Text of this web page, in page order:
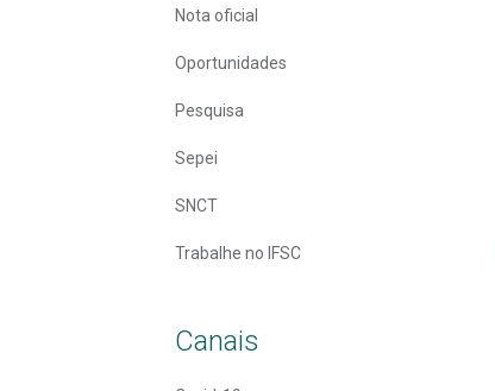
Nota oficial
Oportunidades
Pesquisa
Sepei
SNCT
Trabalhe no IFSC
Canais